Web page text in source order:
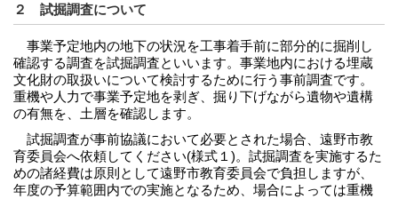
２ 試掘調査について
事業予定地内の地下の状況を工事着手前に部分的に掘削し
確認する調査を試掘調査といいます。事業地内における埋蔵
文化財の取扱いについて検討するために行う事前調査です。
重機や人力で事業予定地を剥ぎ、掘り下げながら遺物や遺構
の有無を、土層を確認します。
試掘調査が事前協議において必要とされた場合、遠野市教
育委員会へ依頼してください(様式１)。試掘調査を実施するた
めの諸経費は原則として遠野市教育委員会で負担しますが、
年度の予算範囲内での実施となるため、場合によっては重機